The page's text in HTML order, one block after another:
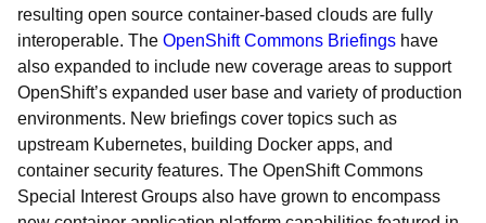
resulting open source container-based clouds are fully
interoperable. The OpenShift Commons Briefings have
also expanded to include new coverage areas to support
OpenShift’s expanded user base and variety of production
environments. New briefings cover topics such as
upstream Kubernetes, building Docker apps, and
container security features. The OpenShift Commons
Special Interest Groups also have grown to encompass